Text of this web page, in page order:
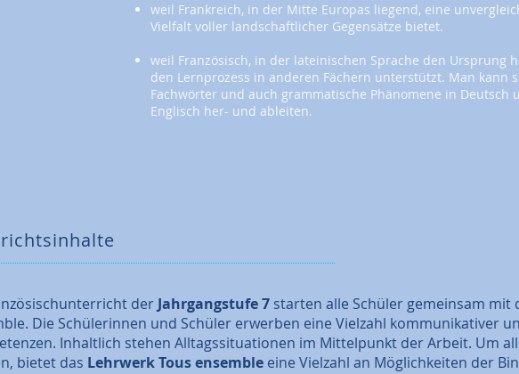
weil Frankreich, in der Mitte Europas liegend, eine
Vielfalt voller landschaftlicher Gegensätze bietet.
weil Französisch, in der lateinischen Sprache den Ursprung
den Lernprozess in anderen Fächern unterstützt. Man kann
Fachwörter und auch grammatische Phänomene in Deutsch
Englisch her- und ableiten.
der Jahrgangstufe 7 starten alle Schüler gemeinsam mit
Die Schülerinnen und Schüler erwerben eine Vielzahl kommunikativer
Inhaltlich stehen Alltagssituationen im Mittelpunkt der Arbeit. Um
bietet das Lehrwerk Tous ensemble eine Vielzahl an Möglichkeiten der